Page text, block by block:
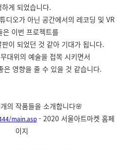
하게 되었습니다.
디오가 아닌 공간에서의 레코딩 및 VR
은 이번 프로젝트를
이 되었던 것 같아 기대가 됩니다.
대위의 예술을 접목 시키면서
은 영향을 줄 수 있을 것 같습니다.
의 작품들을 소개합니다🌸
main.asp - 2020 서울아트마켓 홈페
이지